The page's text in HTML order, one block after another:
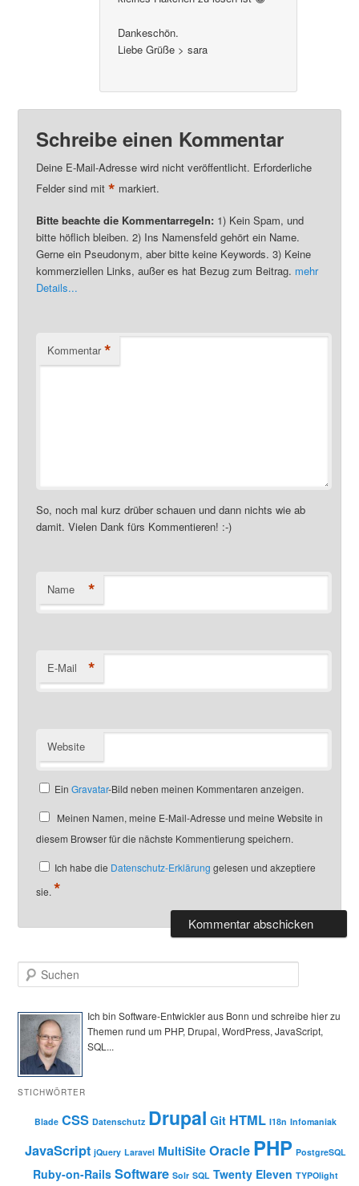
Dankeschön.
Liebe Grüße > sara
Schreibe einen Kommentar
Deine E-Mail-Adresse wird nicht veröffentlicht. Erforderliche
Felder sind mit * markiert.
Bitte beachte die Kommentarregeln:1) Kein Spam, und
bitte höflich bleiben. 2) Ins Namensfeld gehört ein Name.
Gerne ein Pseudonym, aber bitte keine Keywords. 3) Keine
kommerziellen Links, außer es hat Bezug zum Beitrag. mehr
Details...
Kommentar *
So, noch mal kurz drüber schauen und dann nichts wie ab
damit. Vielen Dank fürs Kommentieren! :-)
Name *
E-Mail *
Website
EinGravatar-Bild neben meinen Kommentaren anzeigen.
Meinen Namen, meine E-Mail-Adresse und meine Website in
diesem Browser für die nächste Kommentierung speichern.
Ich habe die Datenschutz-Erklärung gelesen und akzeptiere
sie. *
u
h
e
Ich bin Software-Entwickler aus Bonn und schreibe hier zu
Themen rund um PHP, Drupal, WordPress, JavaScript,
SQL...
STICHWÖRTER
Blade CSS Datenschutz Drupal Git HTML I18n Infomaniak
JavaScript jQuery Laravel MultiSite Oracle PHP PostgreSQL
Ruby-on-Rails Software Solr SQL Twenty Eleven TYPOlight